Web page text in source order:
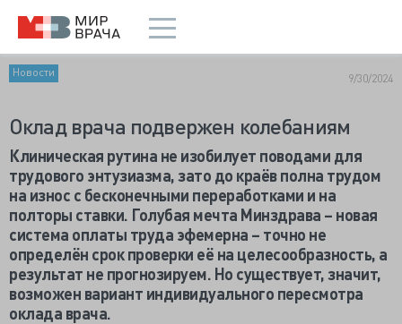
Новости 9/30/2024
Оклад врача подвержен колебаниям
Клиническая рутина не изобилует поводами для
трудового энтузиазма, зато до краёв полна трудом
на износ с бесконечными переработками и на
полторы ставки. Голубая мечта Минздрава – новая
система оплаты труда эфемерна – точно не
определён срок проверки её на целесообразность, а
результат не прогнозируем. Но существует, значит,
возможен вариант индивидуального пересмотра
оклада врача.